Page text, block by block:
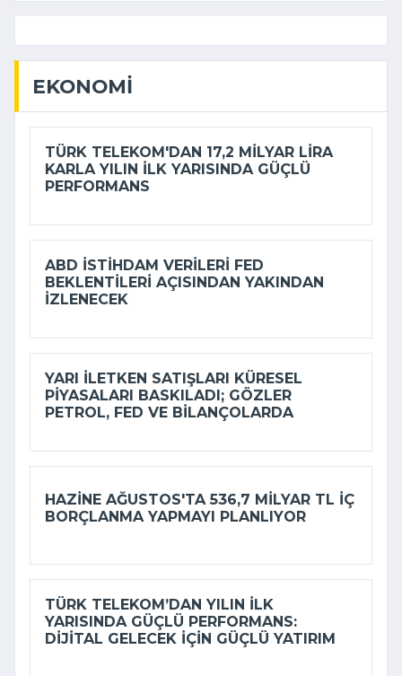
EKONOMI
TÜRK TELEKOM'DAN 17,2 MILYAR LIRA
KARLA YILIN ILK YARISINDA GÜÇLÜ
PERFORMANS
ABD ISTIHDAM VERILERI FED
BEKLENTILERI AÇISINDAN YAKINDAN
IZLENECEK
YARI ILETKEN SATIŞLARI KÜRESEL
PIYASALARI BASKILADI; GÖZLER
PETROL, FED VE BILANÇOLARDA
HAZINE AĞUSTOS'TA 536,7 MILYAR TL IÇ
BORÇLANMA YAPMAYI PLANLIYOR
TÜRK TELEKOM’DAN YILIN ILK
YARISINDA GÜÇLÜ PERFORMANS:
DIJITAL GELECEK IÇIN GÜÇLÜ YATIRIM